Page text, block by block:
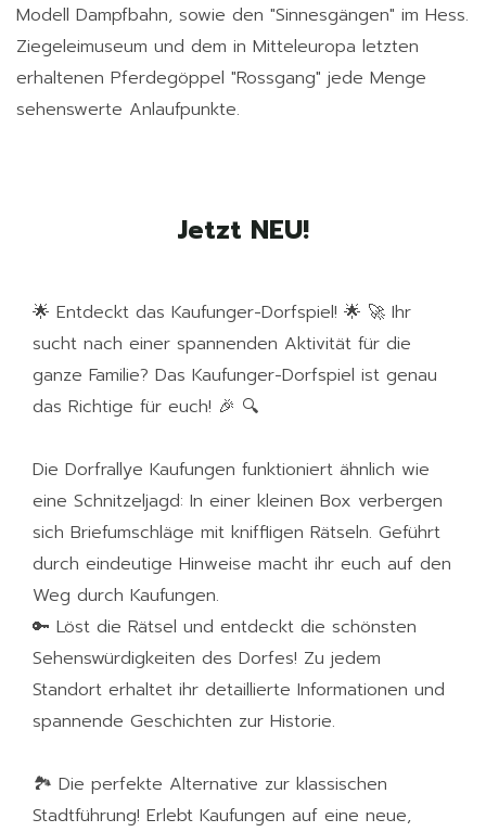
Modell Dampfbahn, sowie den "Sinnesgängen" im Hess.
Ziegeleimuseum und dem in Mitteleuropa letzten
erhaltenen Pferdegöppel "Rossgang" jede Menge
sehenswerte Anlaufpunkte.
Jetzt NEU!
🌟 Entdeckt das Kaufunger-Dorfspiel! 🌟 🚀 Ihr
sucht nach einer spannenden Aktivität für die
ganze Familie? Das Kaufunger-Dorfspiel ist genau
das Richtige für euch! 🎉 🔍
Die Dorfrallye Kaufungen funktioniert ähnlich wie
eine Schnitzeljagd: In einer kleinen Box verbergen
sich Briefumschläge mit kniffligen Rätseln. Geführt
durch eindeutige Hinweise macht ihr euch auf den
Weg durch Kaufungen.
🔑 Löst die Rätsel und entdeckt die schönsten
Sehenswürdigkeiten des Dorfes! Zu jedem
Standort erhaltet ihr detaillierte Informationen und
spannende Geschichten zur Historie.
🏞️ Die perfekte Alternative zur klassischen
Stadtführung! Erlebt Kaufungen auf eine neue,